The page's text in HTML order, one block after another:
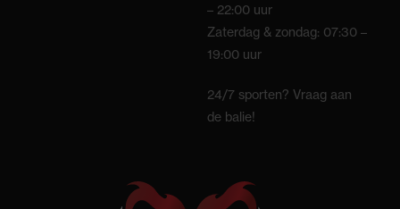
– 22:00 uur
Zaterdag & zondag: 07:30 –
19:00 uur
24/7 sporten? Vraag aan
de balie!